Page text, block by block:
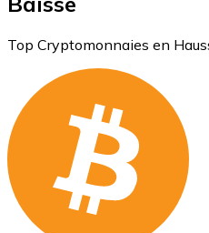
Top Cryptomonnaies en